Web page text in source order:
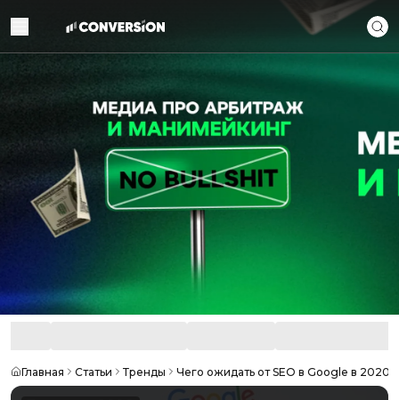
Главная Статьи Тренды Чего ожидать от SEO в Google в 2020